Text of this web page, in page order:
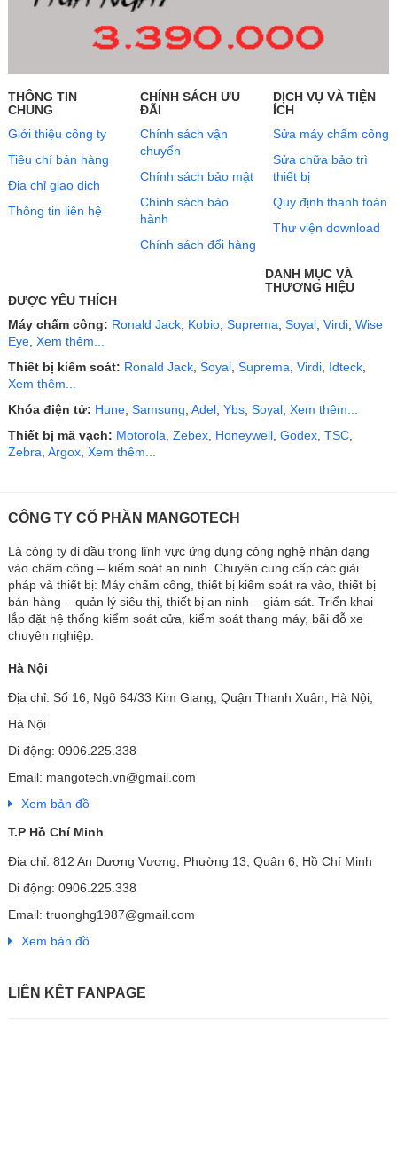
THÔNG TIN
CHUNG
Giới thiệu công ty
Tiêu chí bán hàng
Địa chỉ giao dịch
Thông tin liên hệ
CHÍNH SÁCH ƯU
ĐÃI
Chính sách vận
chuyển
Chính sách bảo mật
Chính sách bảo
hành
Chính sách đổi hàng
DỊCH VỤ VÀ TIỆN
ÍCH
Sửa máy chấm công
Sửa chữa bảo trì
thiết bị
Quy định thanh toán
Thư viện download
DANH MỤC VÀ
THƯƠNG HIỆU
ĐƯỢC YÊU THÍCH
Máy chấm công: Ronald Jack, Kobio, Suprema, Soyal, Virdi, Wise
Eye, Xem thêm...
Thiết bị kiểm soát: Ronald Jack, Soyal, Suprema, Virdi, Idteck,
Xem thêm...
Khóa điện tử: Hune, Samsung, Adel, Ybs, Soyal, Xem thêm...
Thiết bị mã vạch: Motorola, Zebex, Honeywell, Godex, TSC,
Zebra, Argox, Xem thêm...
CÔNG TY CỔ PHẦN MANGOTECH
Là công ty đi đầu trong lĩnh vực ứng dụng công nghệ nhận dạng
vào chấm công – kiểm soát an ninh. Chuyên cung cấp các giải
pháp và thiết bị: Máy chấm công, thiết bị kiểm soát ra vào, thiết bị
bán hàng – quản lý siêu thị, thiết bị an ninh – giám sát. Triển khai
lắp đặt hệ thống kiểm soát cửa, kiểm soát thang máy, bãi đỗ xe
chuyên nghiệp.
Hà Nội
Địa chỉ: Số 16, Ngõ 64/33 Kim Giang, Quận Thanh Xuân, Hà Nội,
Hà Nội
Di động: 0906.225.338
Email: mangotech.vn@gmail.com
Xem bản đồ
T.P Hồ Chí Minh
Địa chỉ: 812 An Dương Vương, Phường 13, Quận 6, Hồ Chí Minh
Di động: 0906.225.338
Email: truonghg1987@gmail.com
Xem bản đồ
LIÊN KẾT FANPAGE